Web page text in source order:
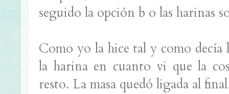
seguido la opción b o las harinas
Como yo la hice tal y como
la harina en cuanto vi que la
resto. La masa quedó ligada al